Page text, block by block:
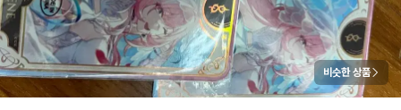
비슷한 상품